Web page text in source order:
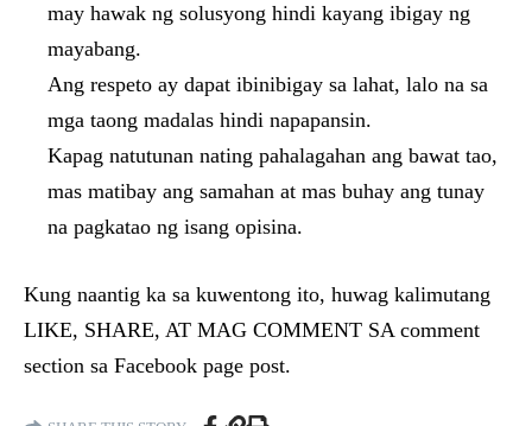
may hawak ng solusyong hindi kayang ibigay ng
mayabang.
Ang respeto ay dapat ibinibigay sa lahat, lalo na sa
mga taong madalas hindi napapansin.
Kapag natutunan nating pahalagahan ang bawat tao,
mas matibay ang samahan at mas buhay ang tunay
na pagkatao ng isang opisina.
Kung naantig ka sa kuwentong ito, huwag kalimutang
LIKE, SHARE, AT MAG COMMENT SA comment
section sa Facebook page post.